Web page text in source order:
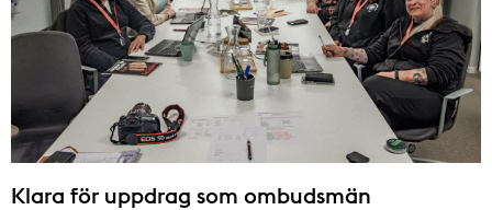
Klara för uppdrag som ombudsmän